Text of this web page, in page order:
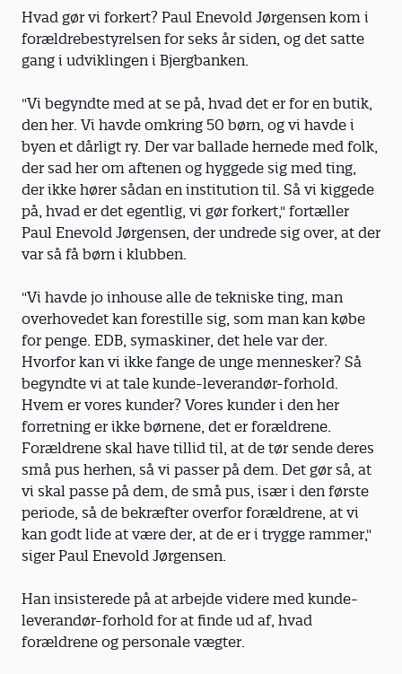
Hvad gør vi forkert? Paul Enevold Jørgensen kom i
forældrebestyrelsen for seks år siden, og det satte
gang i udviklingen i Bjergbanken.
"Vi begyndte med at se på, hvad det er for en butik,
den her. Vi havde omkring 50 børn, og vi havde i
byen et dårligt ry. Der var ballade hernede med folk,
der sad her om aftenen og hyggede sig med ting,
der ikke hører sådan en institution til. Så vi kiggede
på, hvad er det egentlig, vi gør forkert," fortæller
Paul Enevold Jørgensen, der undrede sig over, at der
var så få børn i klubben.
"Vi havde jo inhouse alle de tekniske ting, man
overhovedet kan forestille sig, som man kan købe
for penge. EDB, symaskiner, det hele var der.
Hvorfor kan vi ikke fange de unge mennesker? Så
begyndte vi at tale kunde-leverandør-forhold.
Hvem er vores kunder? Vores kunder i den her
forretning er ikke børnene, det er forældrene.
Forældrene skal have tillid til, at de tør sende deres
små pus herhen, så vi passer på dem. Det gør så, at
vi skal passe på dem, de små pus, især i den første
periode, så de bekræfter overfor forældrene, at vi
kan godt lide at være der, at de er i trygge rammer,"
siger Paul Enevold Jørgensen.
Han insisterede på at arbejde videre med kunde-
leverandør-forhold for at finde ud af, hvad
forældrene og personale vægter.